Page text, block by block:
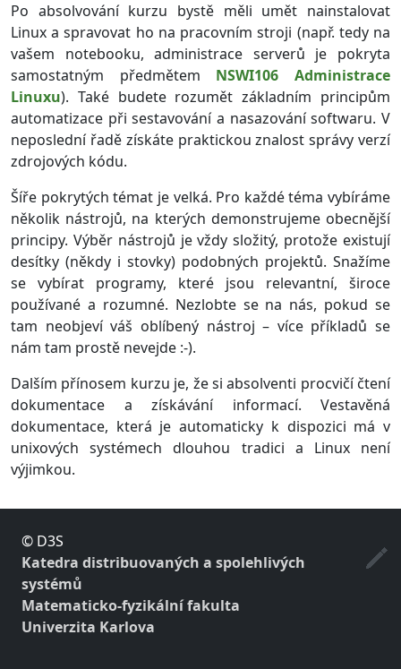
Po absolvování kurzu bystě měli umět nainstalovat
Linux a spravovat ho na pracovním stroji (např. tedy na
vašem notebooku, administrace serverů je pokryta
samostatným předmětem NSWI106 Administrace
Linuxu). Také budete rozumět základním principům
automatizace při sestavování a nasazování softwaru. V
neposlední řadě získáte praktickou znalost správy verzí
zdrojových kódu.
Šíře pokrytých témat je velká. Pro každé téma vybíráme
několik nástrojů, na kterých demonstrujeme obecnější
principy. Výběr nástrojů je vždy složitý, protože existují
desítky (někdy i stovky) podobných projektů. Snažíme
se vybírat programy, které jsou relevantní, široce
používané a rozumné. Nezlobte se na nás, pokud se
tam neobjeví váš oblíbený nástroj – více příkladů se
nám tam prostě nevejde :-).
Dalším přínosem kurzu je, že si absolventi procvičí čtení
dokumentace a získávání informací. Vestavěná
dokumentace, která je automaticky k dispozici má v
unixových systémech dlouhou tradici a Linux není
výjimkou.
© D3S
Katedra distribuovaných a spolehlivých
systémů
Matematicko-fyzikální fakulta
Univerzita Karlova